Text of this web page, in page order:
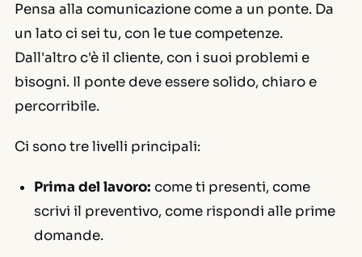
Pensa alla comunicazione come a un ponte. Da
un lato ci sei tu, con le tue competenze.
Dall'altro c'è il cliente, con i suoi problemi e
bisogni. Il ponte deve essere solido, chiaro e
percorribile.
Ci sono tre livelli principali:
Prima del lavoro: come ti presenti, come
scrivi il preventivo, come rispondi alle prime
domande.